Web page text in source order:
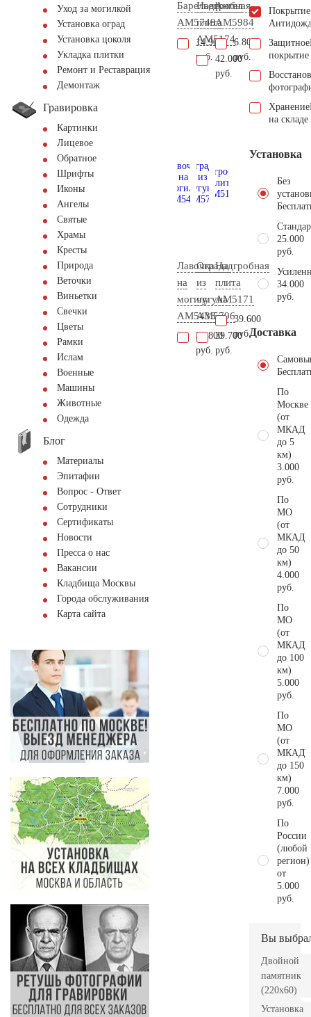
Уход за могилкой
Установка оград
Установка цоколя
Укладка плитки
Ремонт и Реставрация
Демонтаж
Гравировка
Картинки
Лицевое
Обратное
Шрифты
Иконы
Ангелы
Святые
Храмы
Кресты
Природа
Веточки
Виньетки
Свечки
Цветы
Рамки
Ислам
Военные
Машины
Животные
Одежда
Блог
Материалы
Эпитафии
Вопрос - Ответ
Сотрудники
Сертификаты
Новости
Пресса о нас
Вакансии
Кладбища Москвы
Города обслуживания
Карта сайта
Барельеф
AM5749
14.900
руб.
Надгробная
плита
AM5174
42.000
руб.
Ангел
AM5984
6.800
руб.
Лавочка
на
могилу
AM5433
30.800
руб.
Ограда
из
чугуна
AM5796
39.700
руб.
Надгробная
плита
AM5171
39.600
руб.
Покрытие
Защитное
покрытие
Хранение
на складе
Установка
Без
25.000
руб.
34.000
руб.
Доставка
По
Москве
(от
МКАД
до 5
км)
3.000
руб.
По
МО
(от
МКАД
до 50
км)
4.000
руб.
По
МО
(от
МКАД
до 100
км)
5.000
руб.
По
МО
(от
МКАД
до 150
км)
7.000
руб.
По
России
(любой
регион)
от
5.000
руб.
Вы
Двойной
памятник
(220x60)
Установка